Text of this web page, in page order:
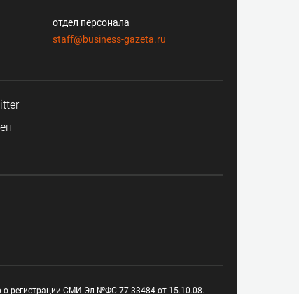
отдел персонала
staff@business-gazeta.ru
о регистрации СМИ Эл №ФС 77-33484 от 15.10.08.